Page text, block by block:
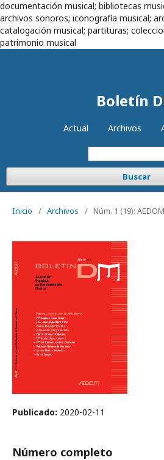
documentación musical; bibliotecas
archivos sonoros; iconografía musical;
catalogación musical; partituras;
patrimonio musical
Boletín
Actual Archivos
Buscar
Inicio / Archivos / Núm. 1 (19):
Publicado: 2020-02-11
Número completo